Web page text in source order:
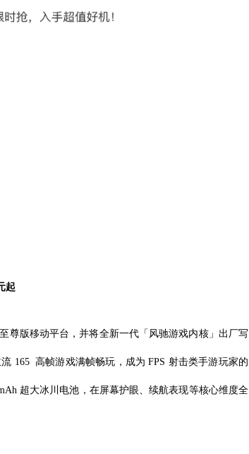
起
尊版移动平台，并将全新一代「风驰游戏内核」出厂写
165 高帧游戏满帧畅玩，成为 FPS 射击类手游玩家的
超大冰川电池，在屏幕护眼、续航表现等核心维度全